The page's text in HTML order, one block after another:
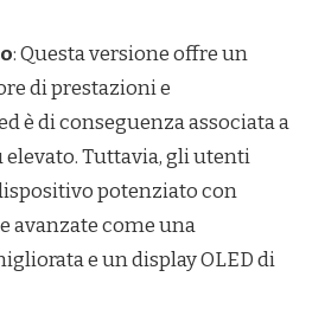
: Questa versione offre un
di prestazioni e
è di conseguenza associata a
Tuttavia, gli utenti
potenziato con
avanzate come una
e un display OLED di